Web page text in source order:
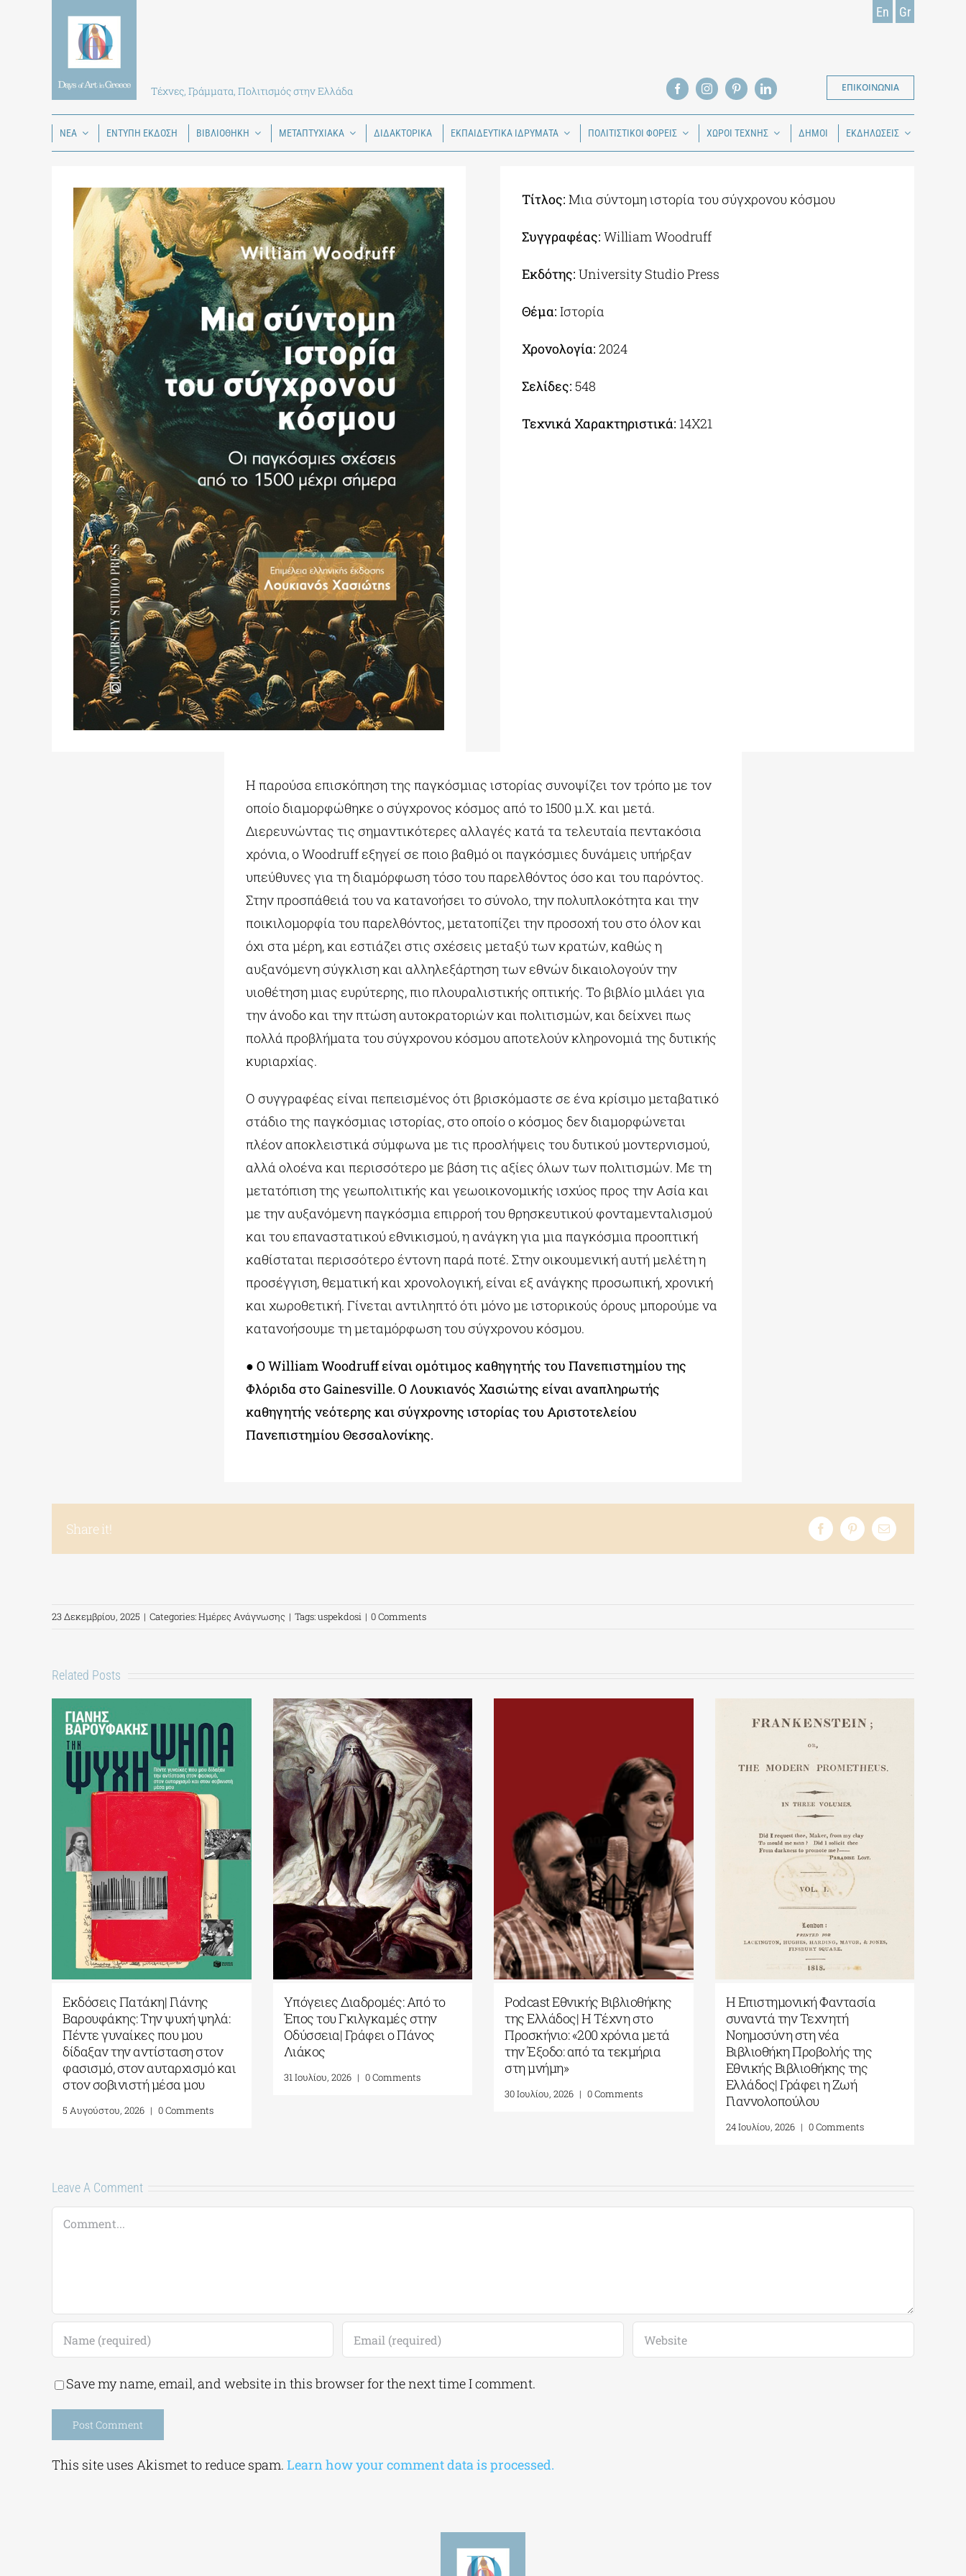
Τέχνες, Γράμματα, Πολιτισμός στην Ελλάδα
En Gr
ΕΠΙΚΟΙΝΩΝΙΑ
ΝΕΑ ΕΝΤΥΠΗ ΕΚΔΟΣΗ ΒΙΒΛΙΟΘΗΚΗ ΜΕΤΑΠΤΥΧΙΑΚΑ ΔΙΔΑΚΤΟΡΙΚΑ ΕΚΠΑΙΔΕΥΤΙΚΑ ΙΔΡΥΜΑΤΑ ΠΟΛΙΤΙΣΤΙΚΟΙ ΦΟΡΕΙΣ ΧΩΡΟΙ ΤΕΧΝΗΣ ΔΗΜΟΙ ΕΚΔΗΛΩΣΕΙΣ
Τίτλος: Μια σύντομη ιστορία του σύγχρονου κόσμου
Συγγραφέας: William Woodruff
Εκδότης: University Studio Press
Θέμα: Iστορία
Χρονολογία: 2024
Σελίδες: 548
Τεχνικά Χαρακτηριστικά: 14Χ21
Η παρούσα επισκόπηση της παγκόσμιας ιστορίας συνοψίζει τον τρόπο με τον
οποίο διαμορφώθηκε ο σύγχρονος κόσμος από το 1500 μ.Χ. και μετά.
Διερευνώντας τις σημαντικότερες αλλαγές κατά τα τελευταία πεντακόσια
χρόνια, ο Woodruff εξηγεί σε ποιο βαθμό οι παγκόσμιες δυνάμεις υπήρξαν
υπεύθυνες για τη διαμόρφωση τόσο του παρελθόντος όσο και του παρόντος.
Στην προσπάθειά του να κατανοήσει το σύνολο, την πολυπλοκότητα και την
ποικιλομορφία του παρελθόντος, μετατοπίζει την προσοχή του στο όλον και
όχι στα μέρη, και εστιάζει στις σχέσεις μεταξύ των κρατών, καθώς η
αυξανόμενη σύγκλιση και αλληλεξάρτηση των εθνών δικαιολογούν την
υιοθέτηση μιας ευρύτερης, πιο πλουραλιστικής οπτικής. Το βιβλίο μιλάει για
την άνοδο και την πτώση αυτοκρατοριών και πολιτισμών, και δείχνει πως
πολλά προβλήματα του σύγχρονου κόσμου αποτελούν κληρονομιά της δυτικής
κυριαρχίας.
Ο συγγραφέας είναι πεπεισμένος ότι βρισκόμαστε σε ένα κρίσιμο μεταβατικό
στάδιο της παγκόσμιας ιστορίας, στο οποίο ο κόσμος δεν διαμορφώνεται
πλέον αποκλειστικά σύμφωνα με τις προσλήψεις του δυτικού μοντερνισμού,
αλλά ολοένα και περισσότερο με βάση τις αξίες όλων των πολιτισμών. Με τη
μετατόπιση της γεωπολιτικής και γεωοικονομικής ισχύος προς την Ασία και
με την αυξανόμενη παγκόσμια επιρροή του θρησκευτικού φονταμενταλισμού
και του επαναστατικού εθνικισμού, η ανάγκη για μια παγκόσμια προοπτική
καθίσταται περισσότερο έντονη παρά ποτέ. Στην οικουμενική αυτή μελέτη η
προσέγγιση, θεματική και χρονολογική, είναι εξ ανάγκης προσωπική, χρονική
και χωροθετική. Γίνεται αντιληπτό ότι μόνο με ιστορικούς όρους μπορούμε να
κατανοήσουμε τη μεταμόρφωση του σύγχρονου κόσμου.
● Ο William Woodruff είναι ομότιμος καθηγητής του Πανεπιστημίου της
Φλόριδα στο Gainesville. Ο Λουκιανός Χασιώτης είναι αναπληρωτής
καθηγητής νεότερης και σύγχρονης ιστορίας του Αριστοτελείου
Πανεπιστημίου Θεσσαλονίκης.
Share it!
23 Δεκεμβρίου, 2025 | Categories:Ημέρες Ανάγνωσης | Tags:uspekdosi | 0 Comments
Related Posts
Εκδόσεις Πατάκη| Γιάνης
Βαρουφάκης: Την ψυχή ψηλά:
Πέντε γυναίκες που μου
δίδαξαν την αντίσταση στον
φασισμό, στον αυταρχισμό και
στον σοβινιστή μέσα μου
5 Αυγούστου, 2026
Υπόγειες Διαδρομές: Από το
Έπος του Γκιλγκαμές στην
Οδύσσεια| Γράφει ο Πάνος
31 Ιουλίου, 2026
Podcast Εθνικής Βιβλιοθήκης
της Ελλάδος| Η Tέχνη στο
Προσκήνιο: «200 χρόνια μετά
την Έξοδο: από τα τεκμήρια
30 Ιουλίου, 2026
Η Επιστημονική Φαντασία
συναντά την Τεχνητή
Νοημοσύνη στη νέα
Βιβλιοθήκη Προβολής της
Εθνικής Βιβλιοθήκης της
Ελλάδος| Γράφει η Ζωή
Γιαννολοπούλου
24 Ιουλίου, 2026
Leave A Comment
Comment
Save my name, email, and website in this browser for the next time I comment.
This site uses Akismet to reduce spam. Learn how your comment data is processed.